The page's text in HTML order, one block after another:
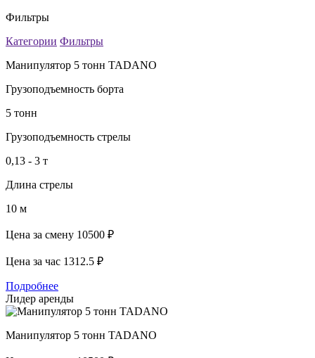
Фильтры
Категории Фильтры
Манипулятор 5 тонн TADANO
Грузоподъемность борта
5 тонн
Грузоподъемность стрелы
0,13 - 3 т
Длина стрелы
10 м
Цена за смену 10500 ₽
Цена за час 1312.5 ₽
Подробнее
Лидер аренды
Манипулятор 5 тонн TADANO